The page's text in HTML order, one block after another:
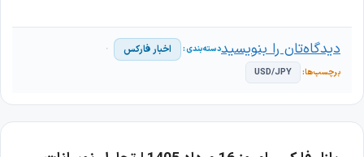
اخبار فارکس
USD/JPY
دیدگاه‌تان را بنویسید